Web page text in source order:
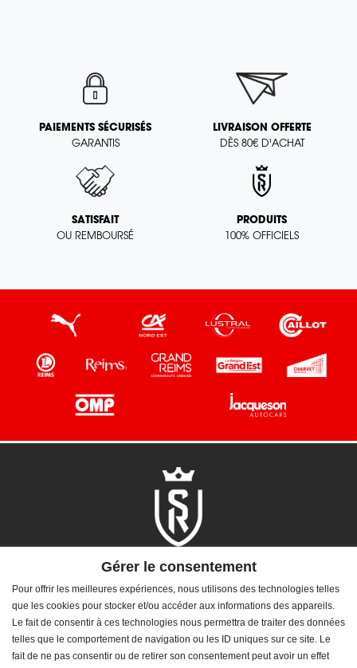
PAIEMENTS SÉCURISÉS
GARANTIS
LIVRAISON OFFERTE
DÈS 80€ D'ACHAT
SATISFAIT
OU REMBOURSÉ
PRODUITS
100% OFFICIELS
NOUS SUIVRE
Facebook
TwitterInstagram
Dailymotion
LinkedIn
Gérer le consentement
Pour offrir les meilleures expériences, nous utilisons des technologies telles
que les cookies pour stocker et/ou accéder aux informations des appareils.
Le fait de consentir à ces technologies nous permettra de traiter des données
telles que le comportement de navigation ou les ID uniques sur ce site. Le
fait de ne pas consentir ou de retirer son consentement peut avoir un effet